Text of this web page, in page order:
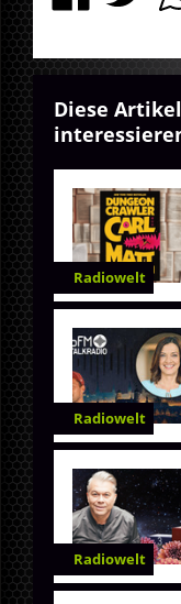
Diese
Radiowelt
Radiowelt
Radiowelt